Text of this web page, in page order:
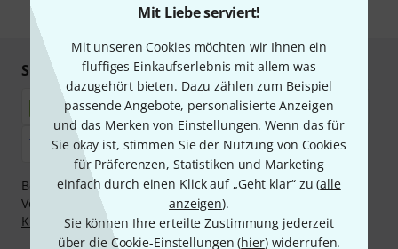
Mit Liebe serviert!
Mit unseren Cookies möchten wir Ihnen ein
fluffiges Einkaufserlebnis mit allem was
dazugehört bieten. Dazu zählen zum Beispiel
passende Angebote, personalisierte Anzeigen
und das Merken von Einstellungen. Wenn das für
Sie okay ist, stimmen Sie der Nutzung von Cookies
für Präferenzen, Statistiken und Marketing
einfach durch einen Klick auf „Geht klar“ zu (alle
anzeigen).
Sie können Ihre erteilte Zustimmung jederzeit
über die Cookie-Einstellungen (hier) widerrufen.
* Pflichtfeld
Sicher einkaufen & bezahlen
Bezahlen Sie vertraulich und sicher per Nachnahme,
Vorkasse, PayPal, Amazon Pay,Klarna Sofort bezahlen
Klarna Ratenzahlungoder Kreditkarte.